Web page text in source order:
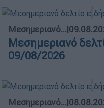
Μεσημεριανό...|
Μεσημεριανό
09/08/2026
Μεσημεριανό...|